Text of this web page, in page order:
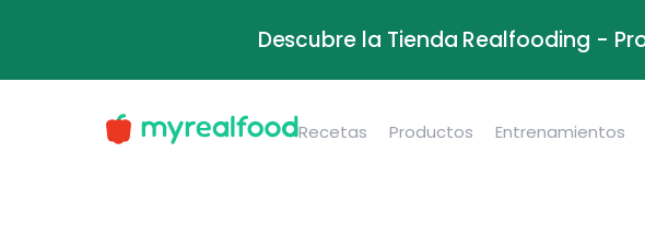
Descubre la Tienda Realfooding -
Recetas Productos Entrenamientos